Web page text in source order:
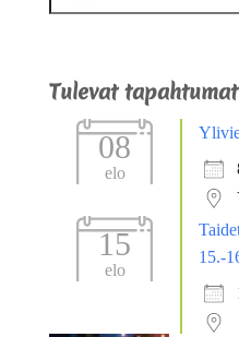
Tulevat tapahtumat
08
elo
15
elo
15.-